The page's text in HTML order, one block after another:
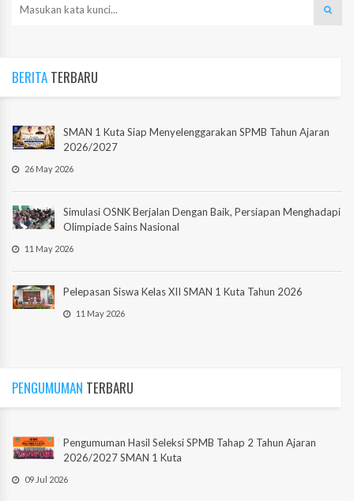
BERITA TERBARU
SMAN 1 Kuta Siap Menyelenggarakan SPMB Tahun Ajaran
2026/2027
26 May 2026
Simulasi OSNK Berjalan Dengan Baik, Persiapan Menghadapi
Olimpiade Sains Nasional
11 May 2026
Pelepasan Siswa Kelas XII SMAN 1 Kuta Tahun 2026
11 May 2026
PENGUMUMAN TERBARU
Pengumuman Hasil Seleksi SPMB Tahap 2 Tahun Ajaran
2026/2027 SMAN 1 Kuta
09 Jul 2026